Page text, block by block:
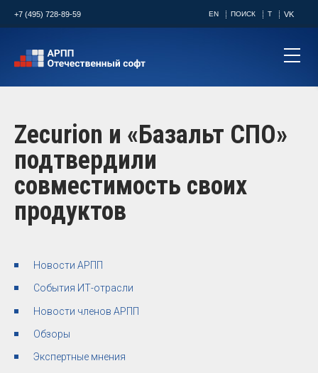
+7 (495) 728-89-59 EN ПОИСК T VK
Zecurion и «Базальт СПО»
подтвердили
совместимость своих
продуктов
Новости АРПП
События ИТ-отрасли
Новости членов АРПП
Обзоры
Экспертные мнения